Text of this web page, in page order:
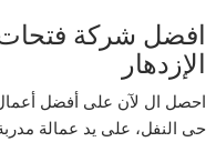
افضل شركة
الإزدهار
احصل ال لآن على أفضل
حى النفل، على يد عمالة